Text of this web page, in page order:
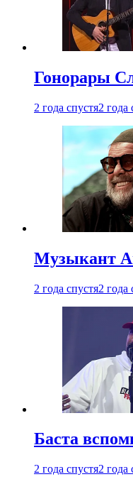
Гонорары
2 года спустя2 года
Музыкант
2 года спустя2 года
Баста
2 года спустя2 года